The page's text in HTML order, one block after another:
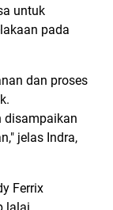
untuk
pada
dan proses
disampaikan
jelas Indra,
Ferrix